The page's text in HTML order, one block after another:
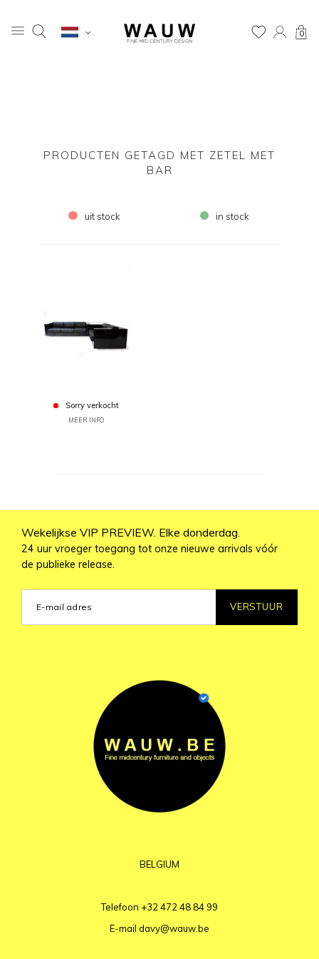
0
PRODUCTEN GETAGD MET ZETEL MET
BAR
uit stock in stock
Sorry verkocht
MEER INFO
Wekelijkse VIP PREVIEW. Elke donderdag.
24 uur vroeger toegang tot onze nieuwe arrivals vóór
de publieke release.
VERSTUUR
BELGIUM
Telefoon +32 472 48 84 99
E-mail davy@wauw.be